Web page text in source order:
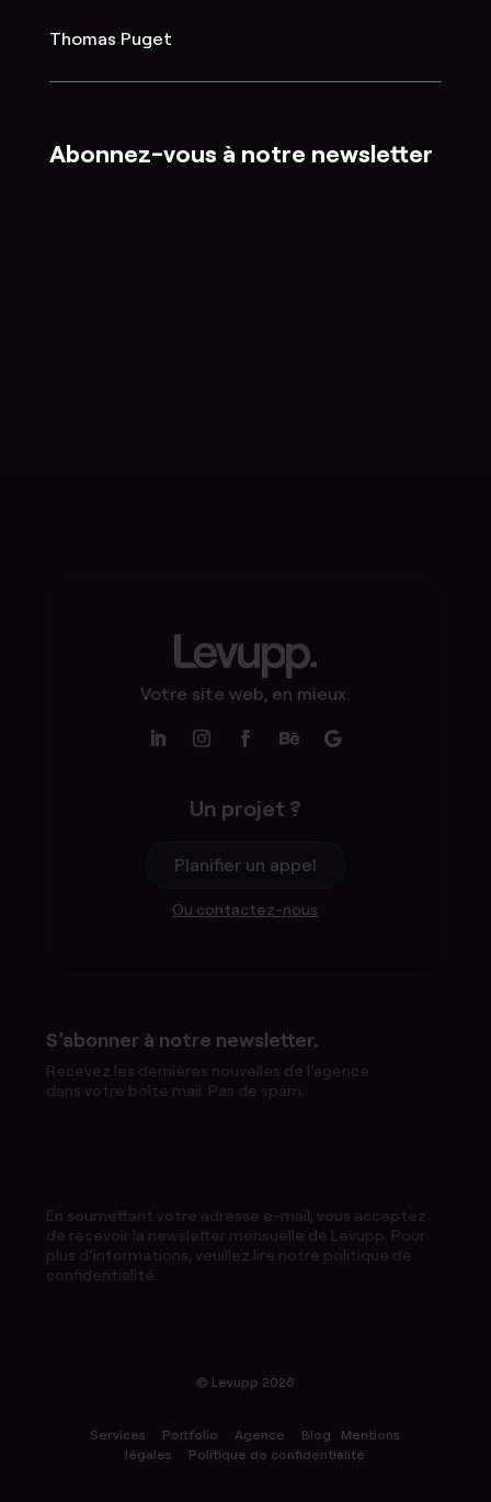
Thomas Puget
Abonnez-vous à notre newsletter
Votre site web, en mieux.
Un projet ?
Planifier un appel
Ou contactez-nous
S’abonner à notre newsletter.
Recevez les dernières nouvelles de l’agence
dans votre boîte mail. Pas de spam.
En soumettant votre adresse e-mail, vous acceptez
de recevoir la newsletter mensuelle de Levupp. Pour
plus d’informations, veuillez lire notre politique de
confidentialité.
© Levupp 2026
Services Portfolio Agence Blog
Mentions
légales
Politique de confidentialité